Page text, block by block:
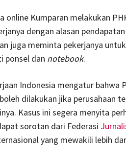
online Kumparan melakukan
dengan alasan
juga meminta pekerjanya untuk
ponsel dan notebook.
Indonesia mengatur bahwa
dilakukan jika perusahaan
Kasus ini segera menyita
sorotan dari Federasi
yang mewakili lebih